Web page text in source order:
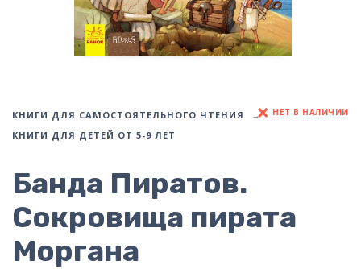
КНИГИ ДЛЯ САМОСТОЯТЕЛЬНОГО ЧТЕНИЯ
КНИГИ ДЛЯ ДЕТЕЙ ОТ 5-9 ЛЕТ
НЕТ В НАЛИЧИИ
Банда Пиратов.
Сокровища пирата
Моргана